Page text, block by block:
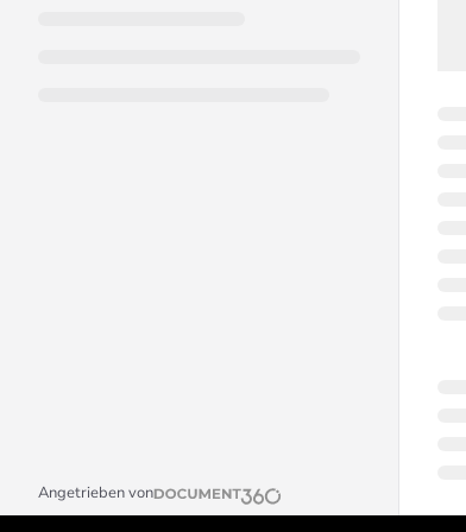
Angetrieben von